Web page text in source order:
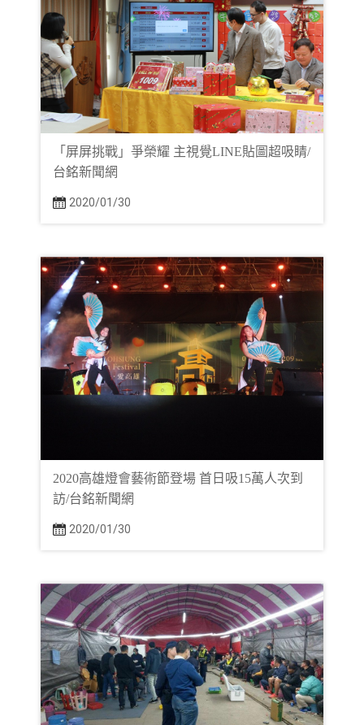
「屏屏挑戰」爭榮耀 主視覺LINE貼圖超吸睛/
台銘新聞網
2020/01/30
2020高雄燈會藝術節登場 首日吸15萬人次到
訪/台銘新聞網
2020/01/30